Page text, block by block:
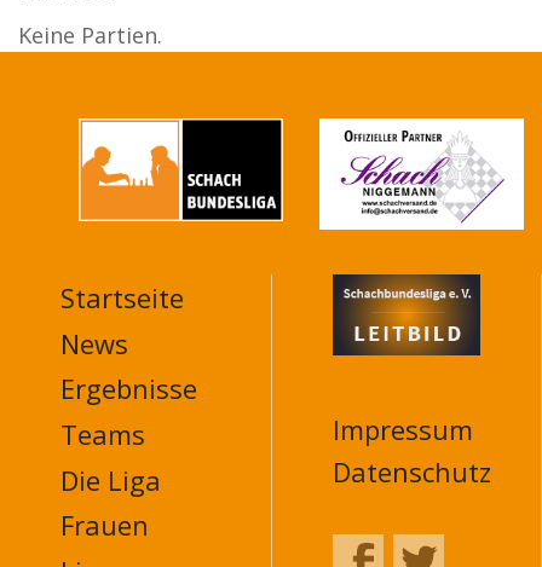
Keine Partien.
MAIN
NAVIGATION
FOOTER
Startseite
News
Ergebnisse
Teams
Die Liga
Frauen
Impressum
Datenschutz